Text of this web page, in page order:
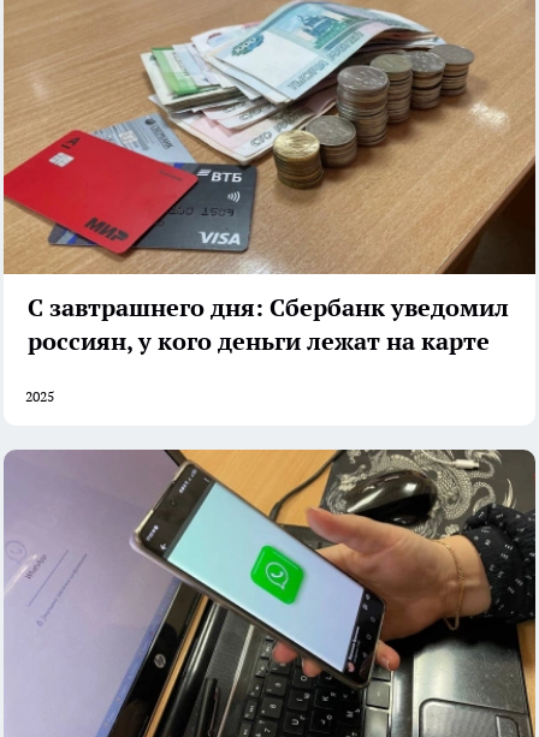
С завтрашнего дня: Сбербанк уведомил
россиян, у кого деньги лежат на карте
2025